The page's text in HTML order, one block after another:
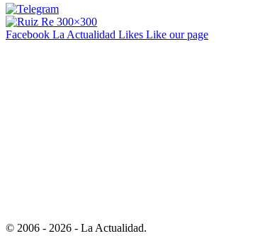
Facebook La Actualidad Likes Like our page
© 2006 - 2026 - La Actualidad.